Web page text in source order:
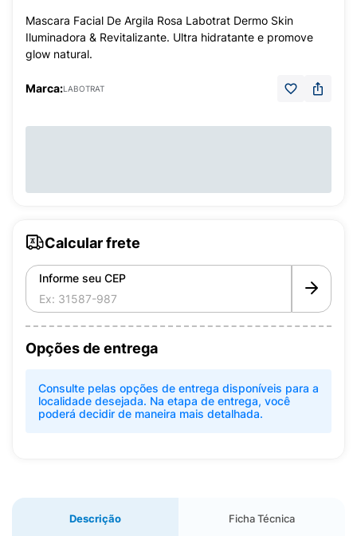
Mascara Facial De Argila Rosa Labotrat Dermo Skin
Iluminadora & Revitalizante. Ultra hidratante e promove
glow natural.
Marca:LABOTRAT
Calcular frete
Informe seu CEP
Opções de entrega
Consulte pelas opções de entrega disponíveis para a
localidade desejada. Na etapa de entrega, você
poderá decidir de maneira mais detalhada.
Descrição Ficha Técnica